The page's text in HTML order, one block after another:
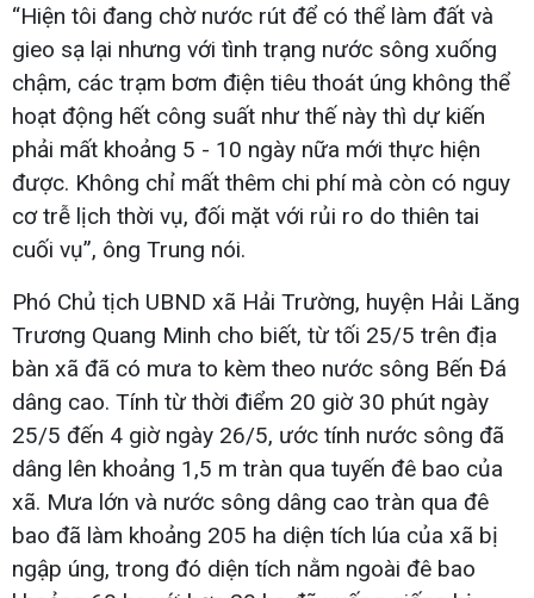
“Hiện tôi đang chờ nước rút để có thể làm đất và
gieo sạ lại nhưng với tình trạng nước sông xuống
chậm, các trạm bơm điện tiêu thoát úng không thể
hoạt động hết công suất như thế này thì dự kiến
phải mất khoảng 5 - 10 ngày nữa mới thực hiện
được. Không chỉ mất thêm chi phí mà còn có nguy
cơ trễ lịch thời vụ, đối mặt với rủi ro do thiên tai
cuối vụ”, ông Trung nói.
Phó Chủ tịch UBND xã Hải Trường, huyện Hải Lăng
Trương Quang Minh cho biết, từ tối 25/5 trên địa
bàn xã đã có mưa to kèm theo nước sông Bến Đá
dâng cao. Tính từ thời điểm 20 giờ 30 phút ngày
25/5 đến 4 giờ ngày 26/5, ước tính nước sông đã
dâng lên khoảng 1,5 m tràn qua tuyến đê bao của
xã. Mưa lớn và nước sông dâng cao tràn qua đê
bao đã làm khoảng 205 ha diện tích lúa của xã bị
ngập úng, trong đó diện tích nằm ngoài đê bao